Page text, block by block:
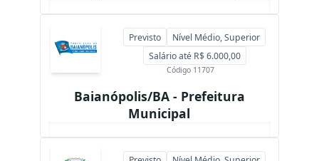
Previsto
Nível Médio, Superior
Salário até R$ 6.000,00
Código 11707
Baianópolis/BA - Prefeitura
Municipal